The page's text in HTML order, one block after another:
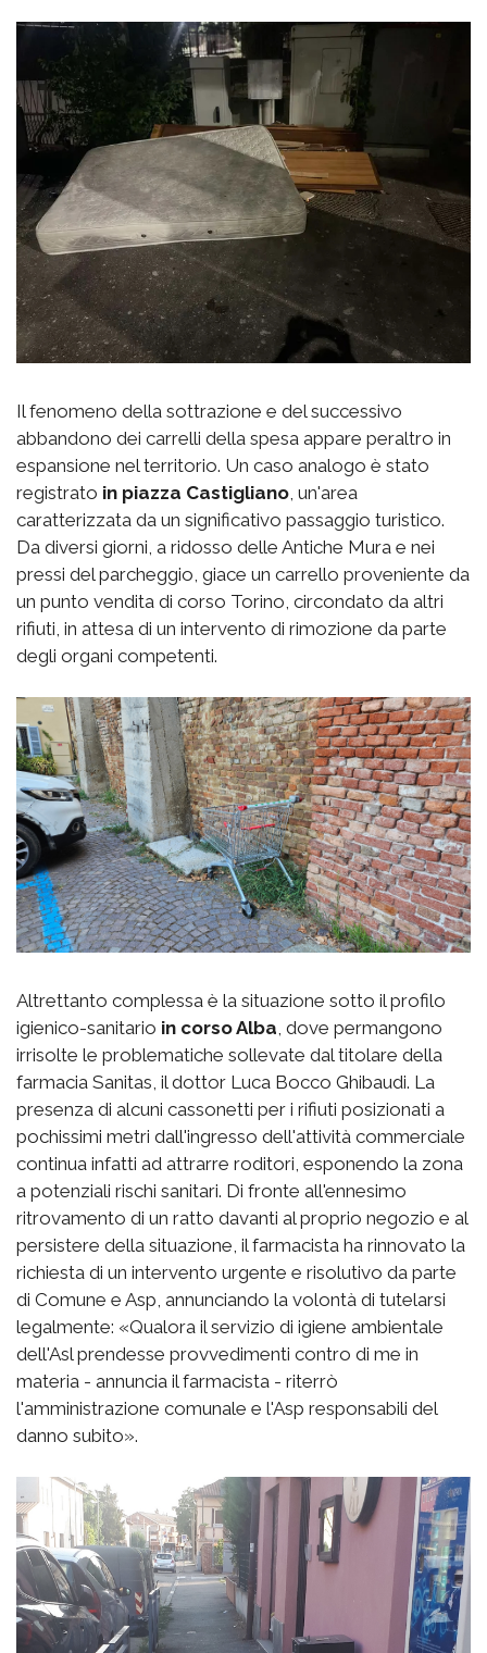
Il fenomeno della sottrazione e del successivo
abbandono dei carrelli della spesa appare peraltro in
espansione nel territorio. Un caso analogo è stato
registrato in piazza Castigliano , un'area
caratterizzata da un significativo passaggio turistico.
Da diversi giorni, a ridosso delle Antiche Mura e nei
pressi del parcheggio, giace un carrello proveniente da
un punto vendita di corso Torino, circondato da altri
rifiuti, in attesa di un intervento di rimozione da parte
degli organi competenti.
Altrettanto complessa è la situazione sotto il profilo
igienico-sanitario in corso Alba , dove permangono
irrisolte le problematiche sollevate dal titolare della
farmacia Sanitas, il dottor Luca Bocco Ghibaudi. La
presenza di alcuni cassonetti per i rifiuti posizionati a
pochissimi metri dall'ingresso dell'attività commerciale
continua infatti ad attrarre roditori, esponendo la zona
a potenziali rischi sanitari. Di fronte all'ennesimo
ritrovamento di un ratto davanti al proprio negozio e al
persistere della situazione, il farmacista ha rinnovato la
richiesta di un intervento urgente e risolutivo da parte
di Comune e Asp, annunciando la volontà di tutelarsi
legalmente: «Qualora il servizio di igiene ambientale
dell'Asl prendesse provvedimenti contro di me in
materia - annuncia il farmacista - riterrò
l'amministrazione comunale e l'Asp responsabili del
danno subito».